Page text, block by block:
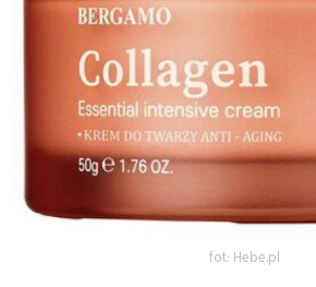
fot: Hebe.pl